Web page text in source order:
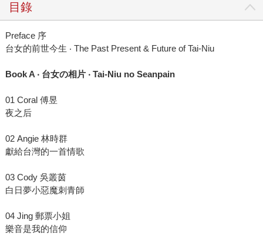
目錄
Preface 序
台女的前世今生 ‧ The Past Present & Future of Tai-Niu
Book A ‧ 台女の相片 ‧ Tai-Niu no Seanpain
01 Coral 傅昱
夜之后
02 Angie 林時群
獻給台灣的一首情歌
03 Cody 吳叢茵
白日夢小惡魔刺青師
04 Jing 郵票小姐
樂音是我的信仰